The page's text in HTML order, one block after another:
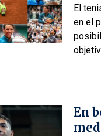
El
en el
En